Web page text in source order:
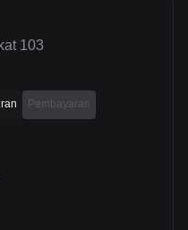
103
Pembayaran